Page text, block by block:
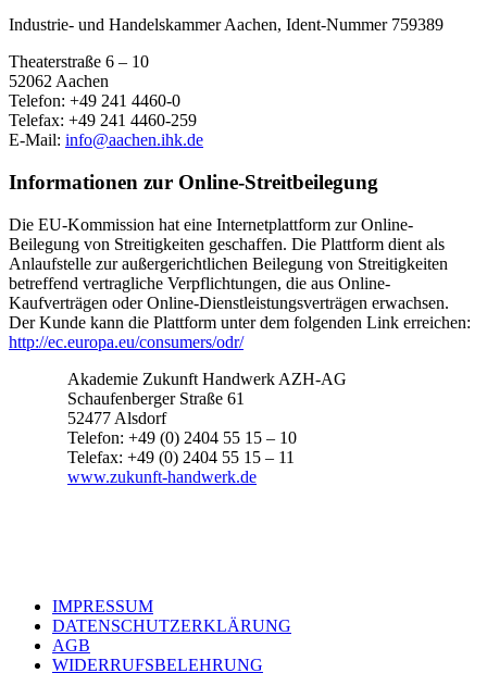
Industrie- und Handelskammer Aachen, Ident-Nummer 759389
Theaterstraße 6 – 10
52062 Aachen
Telefon: +49 241 4460-0
Telefax: +49 241 4460-259
E-Mail: info@aachen.ihk.de
Informationen zur Online-Streitbeilegung
Die EU-Kommission hat eine Internetplattform zur Online-
Beilegung von Streitigkeiten geschaffen. Die Plattform dient als
Anlaufstelle zur außergerichtlichen Beilegung von Streitigkeiten
betreffend vertragliche Verpflichtungen, die aus Online-
Kaufverträgen oder Online-Dienstleistungsverträgen erwachsen.
Der Kunde kann die Plattform unter dem folgenden Link erreichen:
http://ec.europa.eu/consumers/odr/
Akademie Zukunft Handwerk AZH-AG
Schaufenberger Straße 61
52477 Alsdorf
Telefon: +49 (0) 2404 55 15 – 10
Telefax: +49 (0) 2404 55 15 – 11
www.zukunft-handwerk.de
IMPRESSUM
DATENSCHUTZERKLÄRUNG
AGB
WIDERRUFSBELEHRUNG